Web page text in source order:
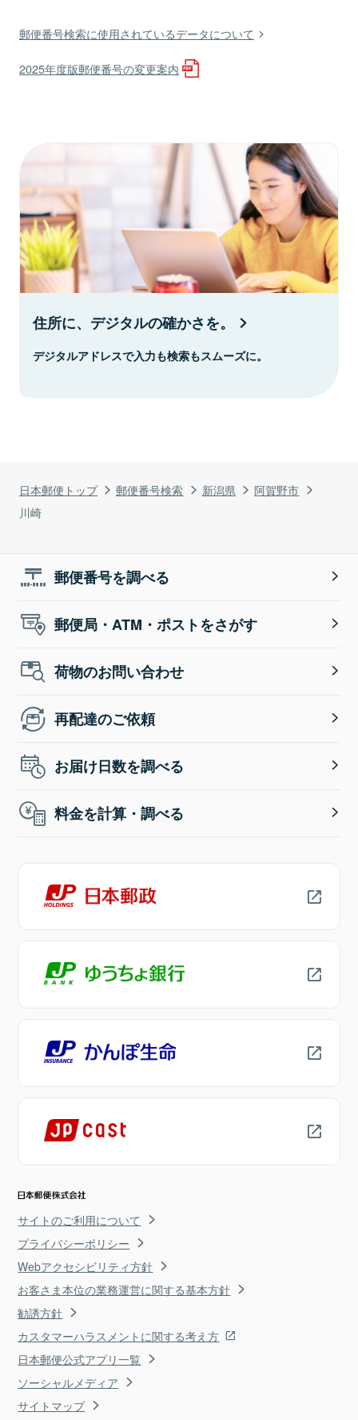
日本郵便トップ 郵便番号検索 新潟県
阿賀野市
川崎
郵便番号検索に使用されているデータについて
2025年度版郵便番号の変更案内
住所に、デジタルの確かさを。
デジタルアドレスで入力も検索もスムーズに。
郵便番号を調べる
郵便局・ATM・ポストをさがす
荷物のお問い合わせ
再配達のご依頼
お届け日数を調べる
料金を計算・調べる
サイトのご利用について
プライバシーポリシー
Webアクセシビリティ方針
お客さま本位の業務運営に関する基本方針
勧誘方針
カスタマーハラスメントに関する考え方
日本郵便公式アプリ一覧
ソーシャルメディア
サイトマップ